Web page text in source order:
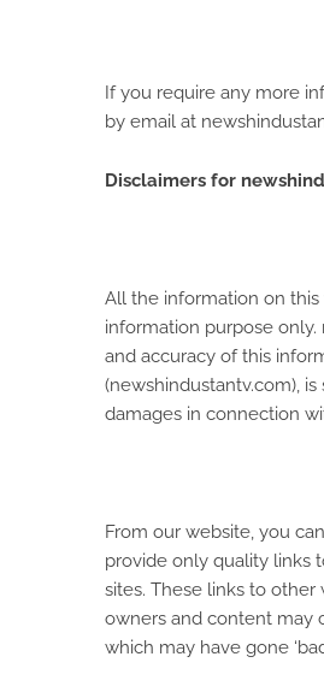
If you require any more
by email at
Disclaimers for
All the information on
information purpose
and accuracy of this
(newshindustantv.com),
damages in connection
From our website, you
provide only quality links
sites. These links to
owners and content may
which may have gone